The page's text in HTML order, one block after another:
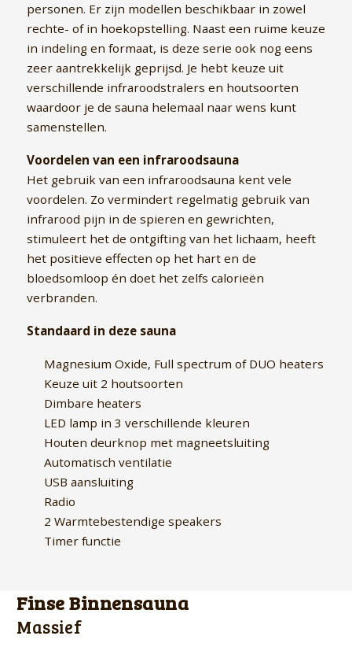
personen. Er zijn modellen beschikbaar in zowel
rechte- of in hoekopstelling. Naast een ruime keuze
in indeling en formaat, is deze serie ook nog eens
zeer aantrekkelijk geprijsd. Je hebt keuze uit
verschillende infraroodstralers en houtsoorten
waardoor je de sauna helemaal naar wens kunt
samenstellen.
Voordelen van een infraroodsauna
Het gebruik van een infraroodsauna kent vele
voordelen. Zo vermindert regelmatig gebruik van
infrarood pijn in de spieren en gewrichten,
stimuleert het de ontgifting van het lichaam, heeft
het positieve effecten op het hart en de
bloedsomloop én doet het zelfs calorieën
verbranden.
Standaard in deze sauna
Magnesium Oxide, Full spectrum of DUO heaters
Keuze uit 2 houtsoorten
Dimbare heaters
LED lamp in 3 verschillende kleuren
Houten deurknop met magneetsluiting
Automatisch ventilatie
USB aansluiting
Radio
2 Warmtebestendige speakers
Timer functie
Finse Binnensauna
Massief